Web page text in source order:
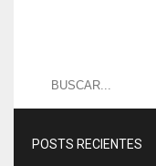
POSTS RECIENTES